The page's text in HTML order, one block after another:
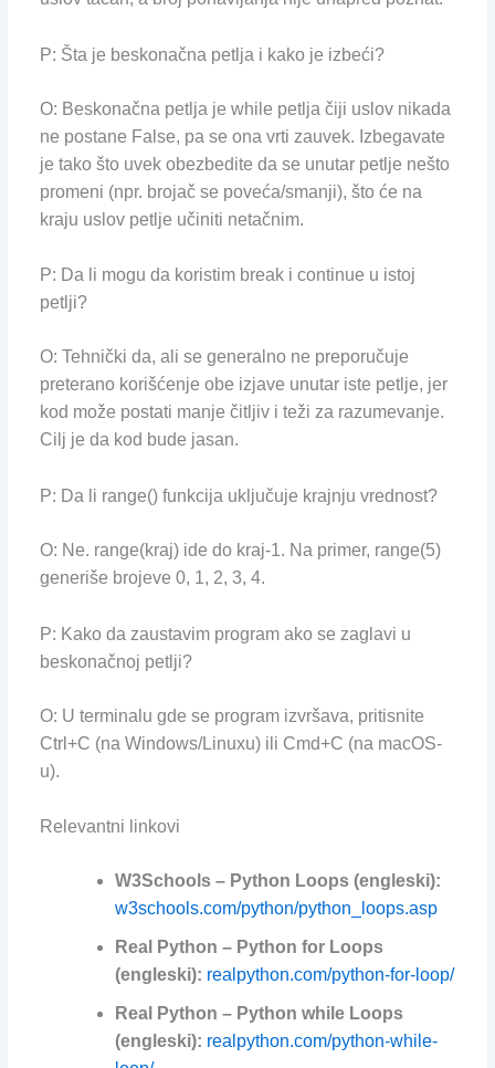
P: Šta je beskonačna petlja i kako je izbeći?
O: Beskonačna petlja je while petlja čiji uslov nikada
ne postane False, pa se ona vrti zauvek. Izbegavate
je tako što uvek obezbedite da se unutar petlje nešto
promeni (npr. brojač se poveća/smanji), što će na
kraju uslov petlje učiniti netačnim.
P: Da li mogu da koristim break i continue u istoj
petlji?
O: Tehnički da, ali se generalno ne preporučuje
preterano korišćenje obe izjave unutar iste petlje, jer
kod može postati manje čitljiv i teži za razumevanje.
Cilj je da kod bude jasan.
P: Da li range() funkcija uključuje krajnju vrednost?
O: Ne. range(kraj) ide do kraj-1. Na primer, range(5)
generiše brojeve 0, 1, 2, 3, 4.
P: Kako da zaustavim program ako se zaglavi u
beskonačnoj petlji?
O: U terminalu gde se program izvršava, pritisnite
Ctrl+C (na Windows/Linuxu) ili Cmd+C (na macOS-
u).
Relevantni linkovi
W3Schools – Python Loops (engleski):
w3schools.com/python/python_loops.asp
Real Python – Python for Loops
(engleski): realpython.com/python-for-loop/
Real Python – Python while Loops
(engleski): realpython.com/python-while-